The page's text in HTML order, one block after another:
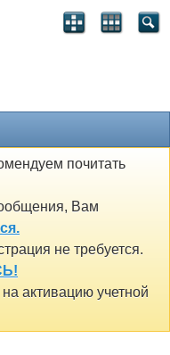
почитать
Вам
не требуется.
активацию учетной